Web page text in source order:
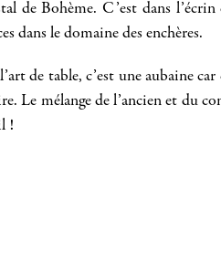
de Bohème. C’est dans
dans le domaine des enchères.
de table, c’est une aubaine car
Le mélange de l’ancien et du
!